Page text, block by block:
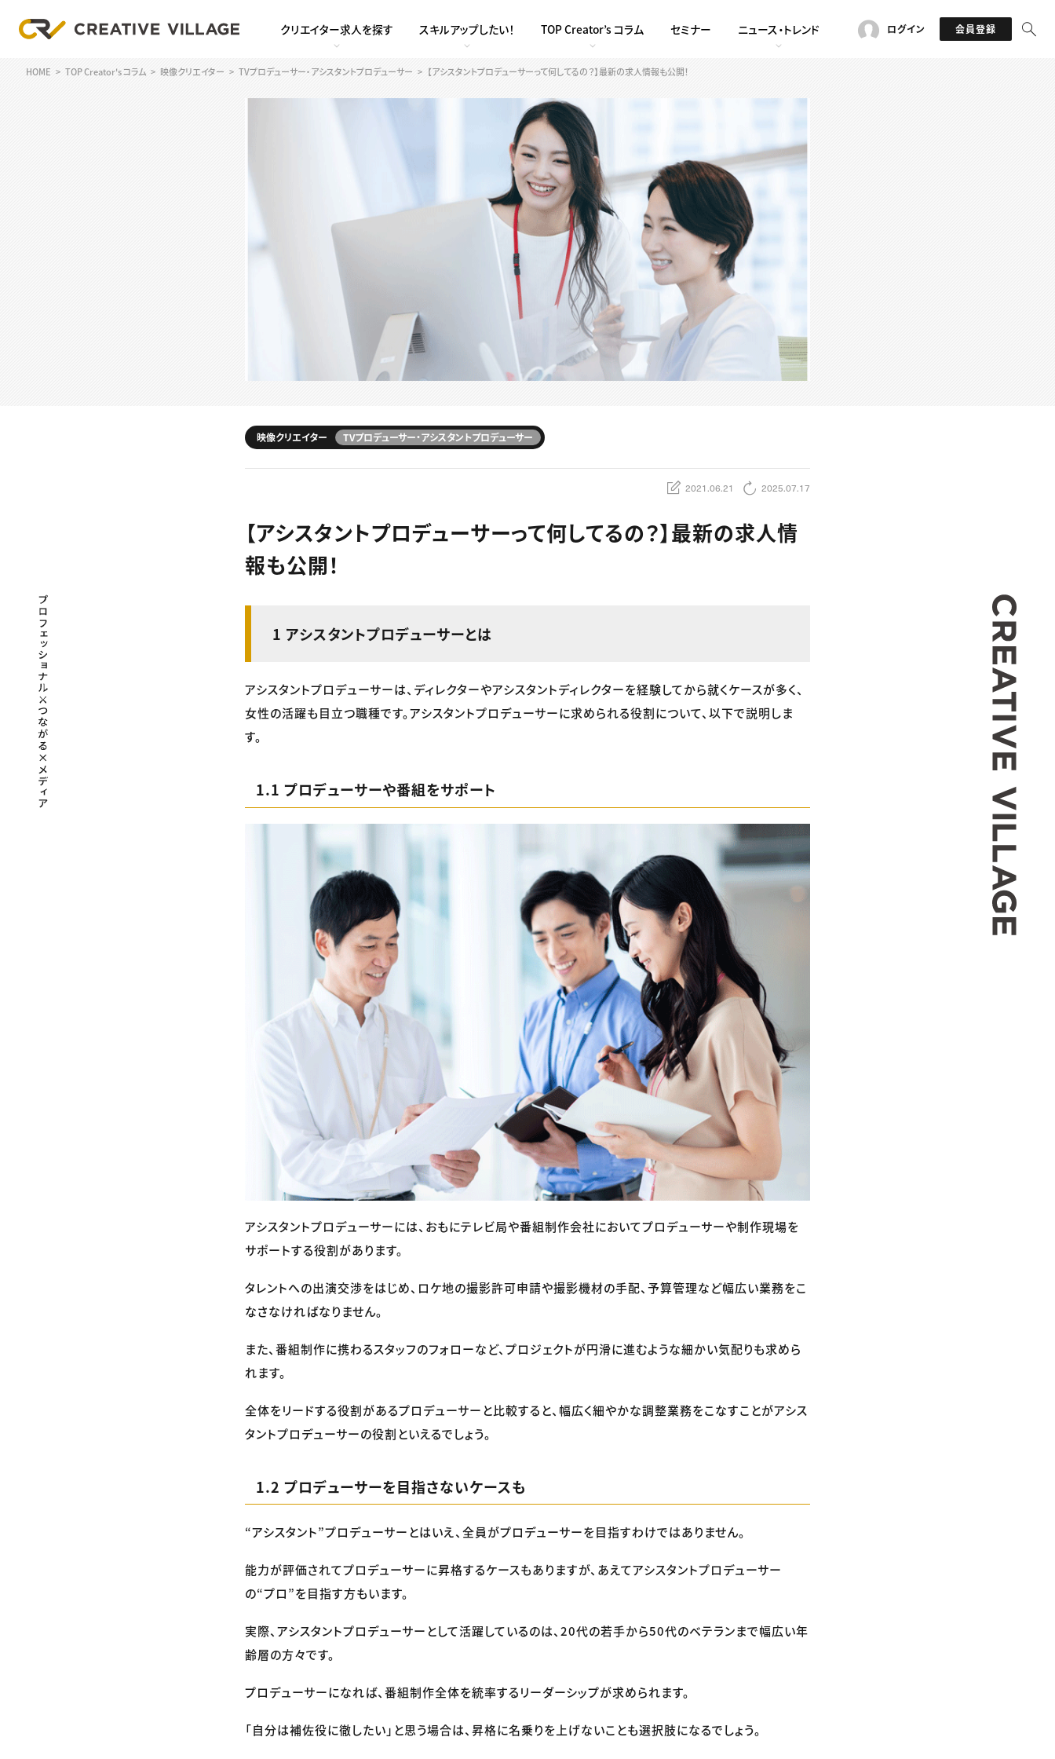
クリエイター求人を探す スキルアップしたい！ TOP Creator’s コラム セミナー ニュース・トレンド ログイン 会員登録
HOME TOP Creator's コラム 映像クリエイター TVプロデューサー・アシスタントプロデューサー 【アシスタントプロデューサーって何してるの？】最新の求人情報も公開！
プロフェッショナル×つながる×メディア
映像クリエイター TVプロデューサー・アシスタントプロデューサー
2021.06.21 2025.07.17
【アシスタントプロデューサーって何してるの？】最新の求人情
報も公開！
1 アシスタントプロデューサーとは
アシスタントプロデューサーは、ディレクターやアシスタントディレクターを経験してから就くケースが多く、
女性の活躍も目立つ職種です。アシスタントプロデューサーに求められる役割について、以下で説明しま
す。
1.1 プロデューサーや番組をサポート
アシスタントプロデューサーには、おもにテレビ局や番組制作会社においてプロデューサーや制作現場を
サポートする役割があります。
タレントへの出演交渉をはじめ、ロケ地の撮影許可申請や撮影機材の手配、予算管理など幅広い業務をこ
なさなければなりません。
また、番組制作に携わるスタッフのフォローなど、プロジェクトが円滑に進むような細かい気配りも求めら
れます。
全体をリードする役割があるプロデューサーと比較すると、幅広く細やかな調整業務をこなすことがアシス
タントプロデューサーの役割といえるでしょう。
1.2 プロデューサーを目指さないケースも
“アシスタント”プロデューサーとはいえ、全員がプロデューサーを目指すわけではありません。
能力が評価されてプロデューサーに昇格するケースもありますが、あえてアシスタントプロデューサー
の“プロ”を目指す方もいます。
実際、アシスタントプロデューサーとして活躍しているのは、20代の若手から50代のベテランまで幅広い年
齢層の方々です。
プロデューサーになれば、番組制作全体を統率するリーダーシップが求められます。
「自分は補佐役に徹したい」と思う場合は、昇格に名乗りを上げないことも選択肢になるでしょう。